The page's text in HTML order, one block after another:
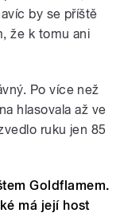
by se příště
že k tomu ani
Po více než
hlasovala až ve
ruku jen 85
Goldflamem.
má její host